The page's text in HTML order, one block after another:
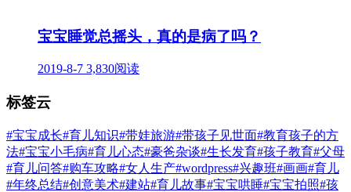
宝宝睡觉总摇头，真的是病了吗？
2019-8-7 3,830阅读
标签云
#宝宝成长#育儿知识#带娃旅游#带孩子见世面#教育孩子的方
法#宝宝小毛病#育儿心态#豪爸杂谈#生长发育#孩子教育#父母
#育儿问答#购车攻略#女人生产#wordpress#兴趣班#画画#育儿
#年终总结#创意美术#建站#育儿故事#宝宝哄睡#宝宝拍照#孩